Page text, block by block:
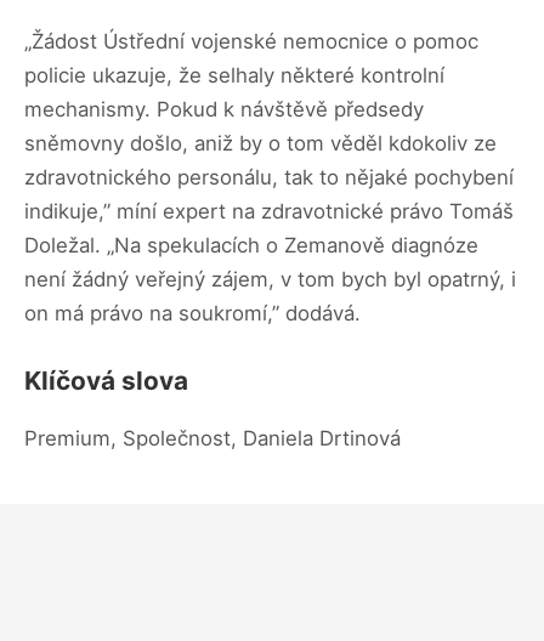
„Žádost Ústřední vojenské nemocnice o pomoc
policie ukazuje, že selhaly některé kontrolní
mechanismy. Pokud k návštěvě předsedy
sněmovny došlo, aniž by o tom věděl kdokoliv ze
zdravotnického personálu, tak to nějaké pochybení
indikuje,” míní expert na zdravotnické právo Tomáš
Doležal. „Na spekulacích o Zemanově diagnóze
není žádný veřejný zájem, v tom bych byl opatrný, i
on má právo na soukromí,” dodává.
Klíčová slova
Premium, Společnost, Daniela Drtinová